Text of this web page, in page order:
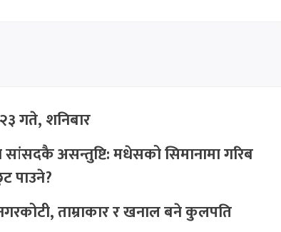
गते, शनिबार
असन्तुष्टि: मधेसको सिमानामा गरिब
पाउने?
नगरकोटी, ताम्राकार र खनाल बने कुलपति